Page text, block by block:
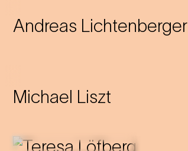
Andreas Lichtenberger
Michael Liszt